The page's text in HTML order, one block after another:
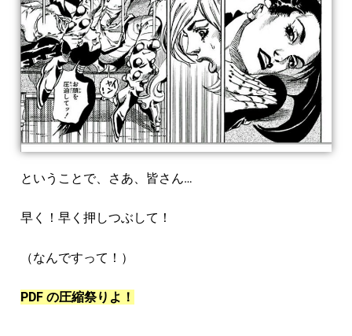
ということで、さあ、皆さん…
早く！早く押しつぶして！
（なんですって！）
PDF の圧縮祭りよ！